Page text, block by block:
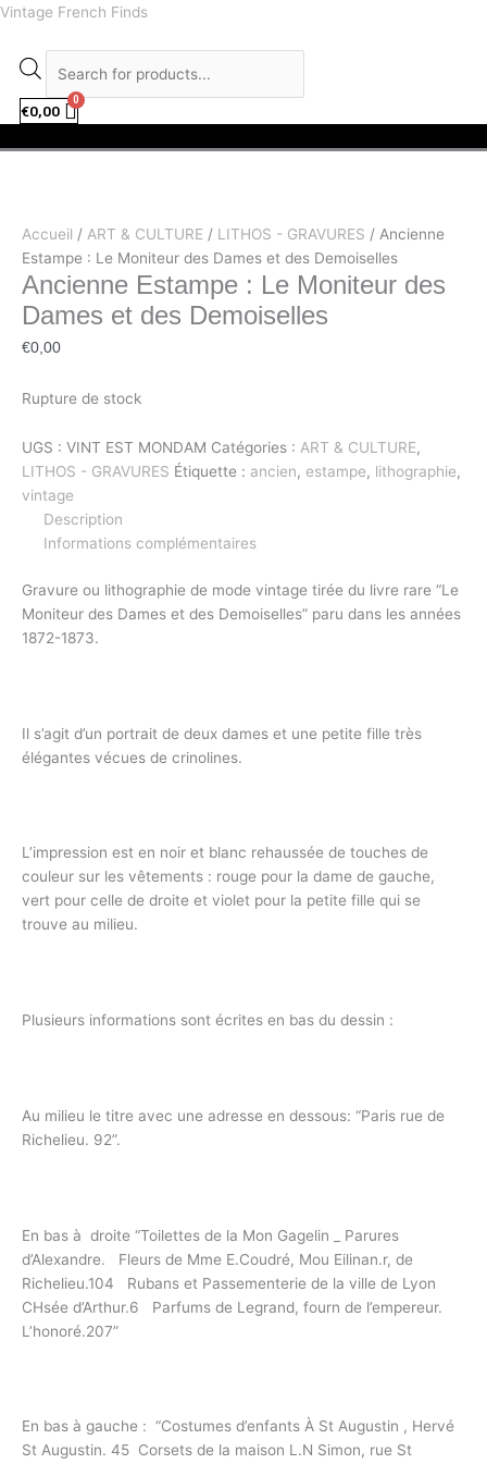
Aller
contenu
Vintage French Finds
Recherche
€0,00
Accueil / ART & CULTURE / LITHOS - GRAVURES / Ancienne
Estampe : Le Moniteur des Dames et des Demoiselles
Ancienne Estampe : Le Moniteur des
Dames et des Demoiselles
€0,00
Rupture de stock
UGS : VINT EST MONDAM Catégories : ART & CULTURE,
LITHOS - GRAVURES Étiquette : ancien, estampe, lithographie,
vintage
Description
Informations complémentaires
Gravure ou lithographie de mode vintage tirée du livre rare “Le
Moniteur des Dames et des Demoiselles” paru dans les années
1872-1873.
Il s’agit d’un portrait de deux dames et une petite fille très
élégantes vécues de crinolines.
L’impression est en noir et blanc rehaussée de touches de
couleur sur les vêtements : rouge pour la dame de gauche,
vert pour celle de droite et violet pour la petite fille qui se
trouve au milieu.
Plusieurs informations sont écrites en bas du dessin :
Au milieu le titre avec une adresse en dessous: “Paris rue de
Richelieu. 92”.
En bas à droite “Toilettes de la Mon Gagelin _ Parures
d’Alexandre. Fleurs de Mme E.Coudré, Mou Eilinan.r, de
Richelieu.104 Rubans et Passementerie de la ville de Lyon
CHsée d’Arthur.6 Parfums de Legrand, fourn de l’empereur.
L’honoré.207”
En bas à gauche : “Costumes d’enfants À St Augustin , Hervé
St Augustin. 45 Corsets de la maison L.N Simon, rue St
facebook
instagram